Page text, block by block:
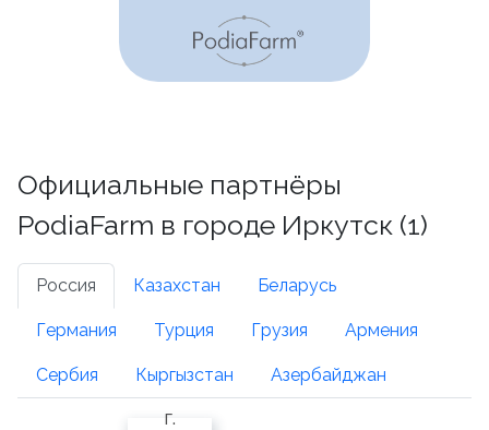
Официальные партнёры
PodiaFarm в городе Иркутск (1)
Россия Казахстан Беларусь
Германия Турция Грузия Армения
Сербия Кыргызстан Азербайджан
г.